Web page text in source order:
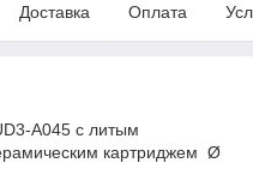
Доставка Оплата
A045 с литым
картриджем Ø